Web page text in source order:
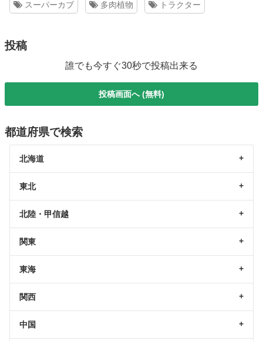
スーパーカブ 多肉植物 トラクター
投稿
誰でも今すぐ30秒で投稿出来る
投稿画面へ (無料)
都道府県で検索
北海道
東北
北陸・甲信越
関東
東海
関西
中国